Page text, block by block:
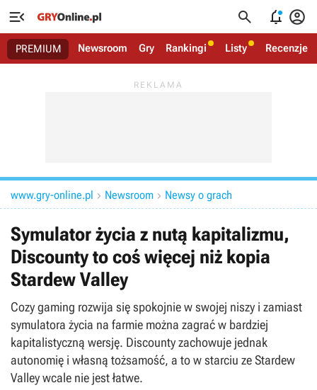
   
PREMIUM Newsroom Gry Rankingi Listy Recenzje
www.gry-online.pl  Newsroom  Newsy o grach
Symulator życia z nutą kapitalizmu,
Discounty to coś więcej niż kopia
Stardew Valley
Cozy gaming rozwija się spokojnie w swojej niszy i zamiast
symulatora życia na farmie można zagrać w bardziej
kapitalistyczną wersję. Discounty zachowuje jednak
autonomię i własną tożsamość, a to w starciu ze Stardew
Valley wcale nie jest łatwe.